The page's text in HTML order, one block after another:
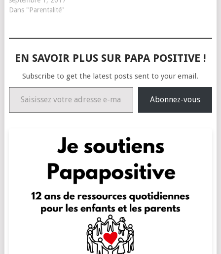
Dans "Parentalité"
EN SAVOIR PLUS SUR PAPA POSITIVE !
Subscribe to get the latest posts sent to your email.
Saisissez votre adresse e-mail…
Abonnez-vous